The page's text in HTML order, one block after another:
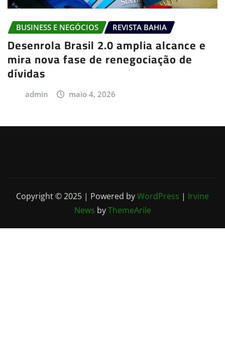
BUSINESS E NEGÓCIOS REVISTA BAHIA
Desenrola Brasil 2.0 amplia alcance e
mira nova fase de renegociação de
dívidas
admin maio 4, 2026
Copyright © 2025 | Powered byWordPress | Irvine
News byThemeArile